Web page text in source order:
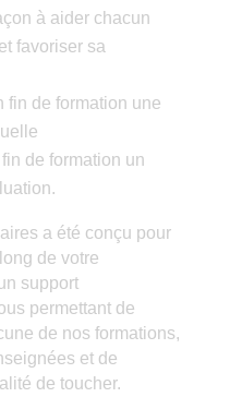
à aider chacun
favoriser sa
fin de formation une
de formation un
a été conçu pour
de votre
support
permettant de
de nos formations,
et de
de toucher.